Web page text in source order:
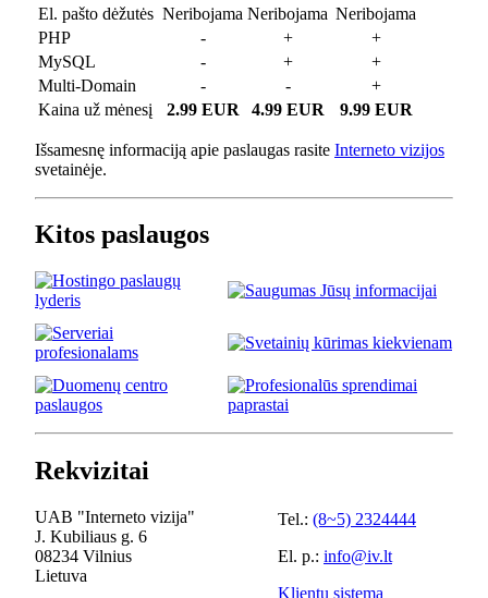
El. pašto dėžutės Neribojama Neribojama Neribojama
PHP
- +
+
MySQL
- +
+
Multi-Domain
- -
+
Kaina už mėnesį
2.99 EUR 4.99 EUR 9.99 EUR
Išsamesnę informaciją apie paslaugas rasite Interneto vizijos
svetainėje.
Kitos paslaugos
Rekvizitai
UAB "Interneto vizija"
J. Kubiliaus g. 6
08234 Vilnius
Lietuva
Tel.: (8~5) 2324444
El. p.: info@iv.lt
Klientų sistema